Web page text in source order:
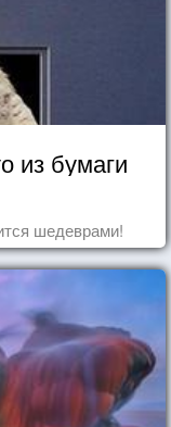
из бумаги
шедеврами!